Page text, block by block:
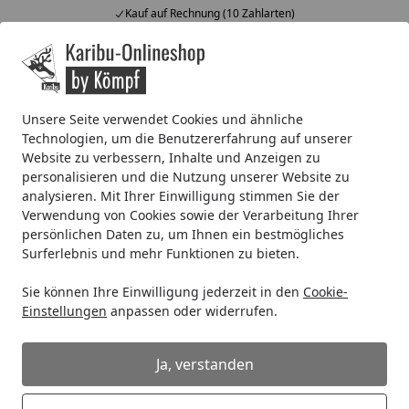
Unsere Seite verwendet Cookies und ähnliche
Technologien, um die Benutzererfahrung auf unserer
Website zu verbessern, Inhalte und Anzeigen zu
personalisieren und die Nutzung unserer Website zu
analysieren. Mit Ihrer Einwilligung stimmen Sie der
Verwendung von Cookies sowie der Verarbeitung Ihrer
persönlichen Daten zu, um Ihnen ein bestmögliches
Surferlebnis und mehr Funktionen zu bieten.
Sie können Ihre Einwilligung jederzeit in den Cookie-
Einstellungen anpassen oder widerrufen.
Ja, verstanden
Kauf auf Rechnung (10 Zahlarten)
Alle Produkte
Mein Konto
Startseite
Kunststoff Dachrinnenset 473A für Erkerdächer
Kunststoff Dachrinnenset 473A für
Erkerdächer